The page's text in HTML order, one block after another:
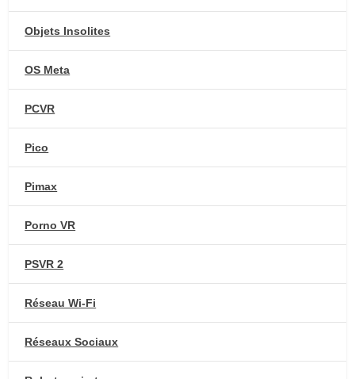
Objets Insolites
OS Meta
PCVR
Pico
Pimax
Porno VR
PSVR 2
Réseau Wi-Fi
Réseaux Sociaux